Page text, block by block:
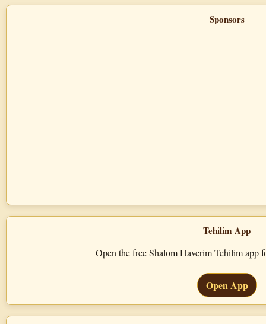
Sponsors
Tehilim App
Open the free Shalom Haverim Tehilim app
Open App